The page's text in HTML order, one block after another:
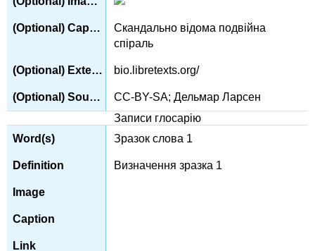
Скандально відома подвійна
спіраль
bio.libretexts.org/
CC-BY-SA; Дельмар Ларсен
Записи глосарію
Зразок слова 1
Визначення зразка 1